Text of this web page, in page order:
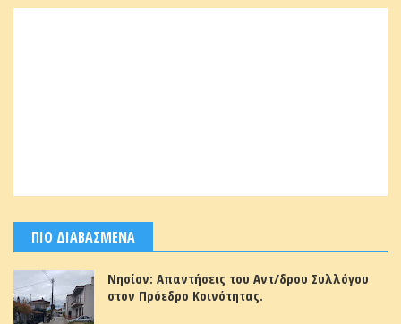
ΠΙΟ ΔΙΑΒΑΣΜΕΝΑ
Νησίον: Απαντήσεις του Αντ/δρου Συλλόγου
στον Πρόεδρο Κοινότητας.